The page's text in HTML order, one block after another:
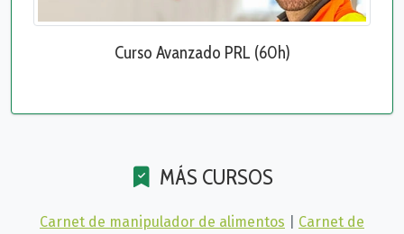
Curso Avanzado PRL (60h)
MÁS CURSOS
Carnet de manipulador de alimentos
Carnet de